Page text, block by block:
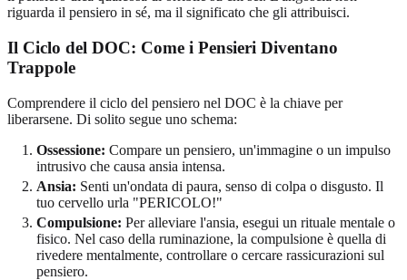
riguarda il pensiero in sé, ma il significato che gli attribuisci.
Il Ciclo del DOC: Come i Pensieri Diventano
Trappole
Comprendere il ciclo del pensiero nel DOC è la chiave per
liberarsene. Di solito segue uno schema:
Ossessione: Compare un pensiero, un'immagine o un impulso
intrusivo che causa ansia intensa.
Ansia: Senti un'ondata di paura, senso di colpa o disgusto. Il
tuo cervello urla "PERICOLO!"
Compulsione: Per alleviare l'ansia, esegui un rituale mentale o
fisico. Nel caso della ruminazione, la compulsione è quella di
rivedere mentalmente, controllare o cercare rassicurazioni sul
pensiero.